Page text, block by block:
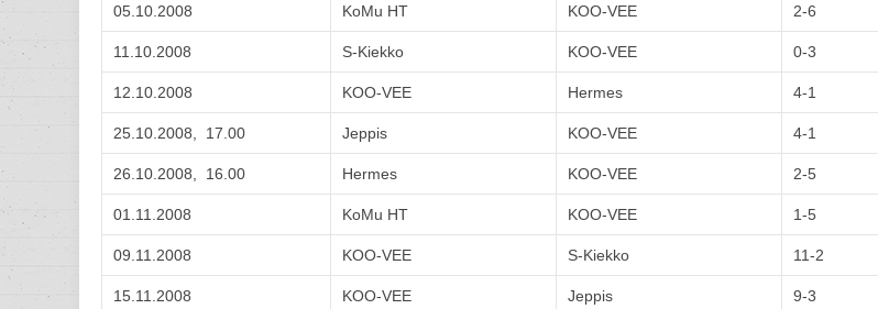
05.10.2008 KoMu HT KOO-VEE 2-6
11.10.2008 S-Kiekko KOO-VEE 0-3
12.10.2008 KOO-VEE Hermes 4-1
25.10.2008, 17.00 Jeppis KOO-VEE 4-1
26.10.2008, 16.00 Hermes KOO-VEE 2-5
01.11.2008 KoMu HT KOO-VEE 1-5
09.11.2008 KOO-VEE S-Kiekko 11-2
15.11.2008 KOO-VEE Jeppis 9-3